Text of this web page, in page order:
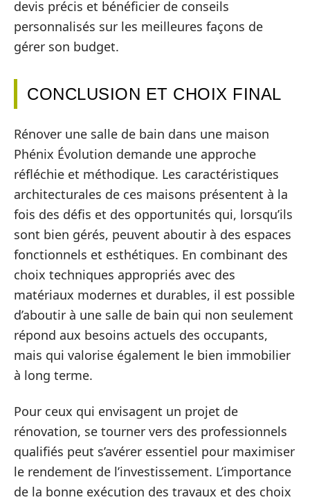
devis précis et bénéficier de conseils
personnalisés sur les meilleures façons de
gérer son budget.
CONCLUSION ET CHOIX FINAL
Rénover une salle de bain dans une maison
Phénix Évolution demande une approche
réfléchie et méthodique. Les caractéristiques
architecturales de ces maisons présentent à la
fois des défis et des opportunités qui, lorsqu’ils
sont bien gérés, peuvent aboutir à des espaces
fonctionnels et esthétiques. En combinant des
choix techniques appropriés avec des
matériaux modernes et durables, il est possible
d’aboutir à une salle de bain qui non seulement
répond aux besoins actuels des occupants,
mais qui valorise également le bien immobilier
à long terme.
Pour ceux qui envisagent un projet de
rénovation, se tourner vers des professionnels
qualifiés peut s’avérer essentiel pour maximiser
le rendement de l’investissement. L’importance
de la bonne exécution des travaux et des choix